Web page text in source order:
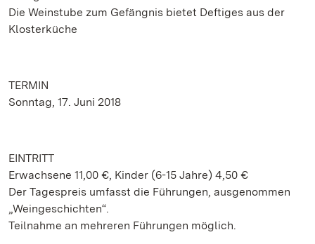
Die Weinstube zum Gefängnis bietet Deftiges aus der
Klosterküche
TERMIN
Sonntag, 17. Juni 2018
EINTRITT
Erwachsene 11,00 €, Kinder (6-15 Jahre) 4,50 €
Der Tagespreis umfasst die Führungen, ausgenommen
„Weingeschichten“.
Teilnahme an mehreren Führungen möglich.